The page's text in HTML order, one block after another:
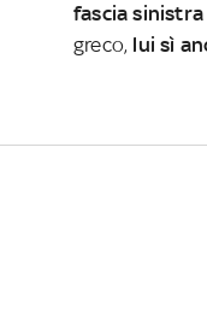
fascia sinistra
greco, lui sì